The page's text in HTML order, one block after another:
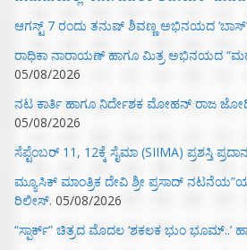
ಆಗಸ್ಟ್ 7 ರಂದು ತನುಷ್ ಶಿವಣ್ಣ ಅಭಿನಯದ
ರಾಧಿಕಾ ನಾರಾಯಣ್ ಹಾಗೂ ಮಿತ್ರ ಅಭಿನಯದ
05/08/2026
ನಟ ಕಾರ್ತಿ ಹಾಗೂ ನಿರ್ದೇಶಕ ಮೋಹನ್ ರಾಜ
05/08/2026
ಸೆಪ್ಟೆಂಬರ್ 11, 12ಕ್ಕೆ ಸೈಮಾ (SIIMA) ಪ್ರಶಸ್ತಿ
ಮ್ಯೂಸಿಕ್‌ ಮಾಂತ್ರಿಕ ದೇವಿ ಶ್ರೀ ಪ್ರಸಾದ್
ರಿಲೀಸ್. 05/08/2026
“ಸ್ಪಾರ್ಕ್” ಚಿತ್ರದ ಮೊದಲ‌ ‘ಶಕಲಕ ಭುಂ‌ ಭೂಮ್..’